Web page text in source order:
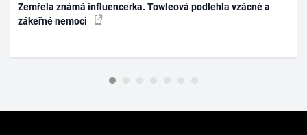
Zemřela známá influencerka. Towleová podlehla vzácné a
zákeřné nemoci